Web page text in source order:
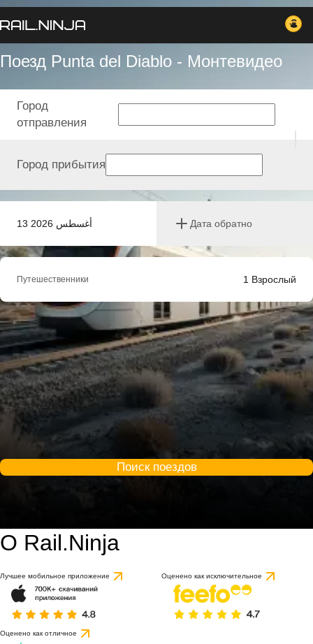
Поезд Punta del Diablo - Монтевидео
13 أغسطس 2026 Дата обратно
Город
отправления
Город прибытия
Путешественники 1 Взрослый
Поиск поездов
О Rail.Ninja
Лучшее мобильное приложение Оценено как исключительное
Оценено как отличное